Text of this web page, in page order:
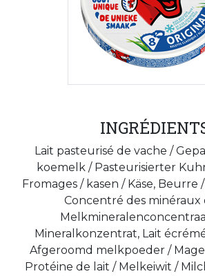
Lait pasteurisé de vache /
koemelk / Pasteurisierter
Fromages / kasen / Käse,
Concentré des minéraux
Mineralkonzentrat, Lait
Afgeroomd melkpoeder /
Protéine de lait / Melkeiwit /